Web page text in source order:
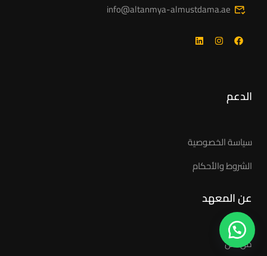
info@altanmya-almustdama.ae
الدعم
سياسة الخصوصية
الشروط والأحكام
عن المعهد
من نحن